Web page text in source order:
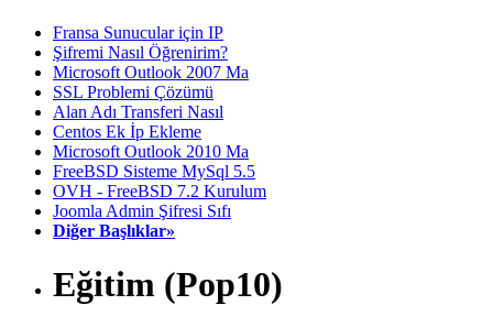
Fransa Sunucular için IP
Şifremi Nasıl Öğrenirim?
Microsoft Outlook 2007 Ma
SSL Problemi Çözümü
Alan Adı Transferi Nasıl
Centos Ek İp Ekleme
Microsoft Outlook 2010 Ma
FreeBSD Sisteme MySql 5.5
OVH - FreeBSD 7.2 Kurulum
Joomla Admin Şifresi Sıfı
Diğer Başlıklar»
Eğitim (Pop10)